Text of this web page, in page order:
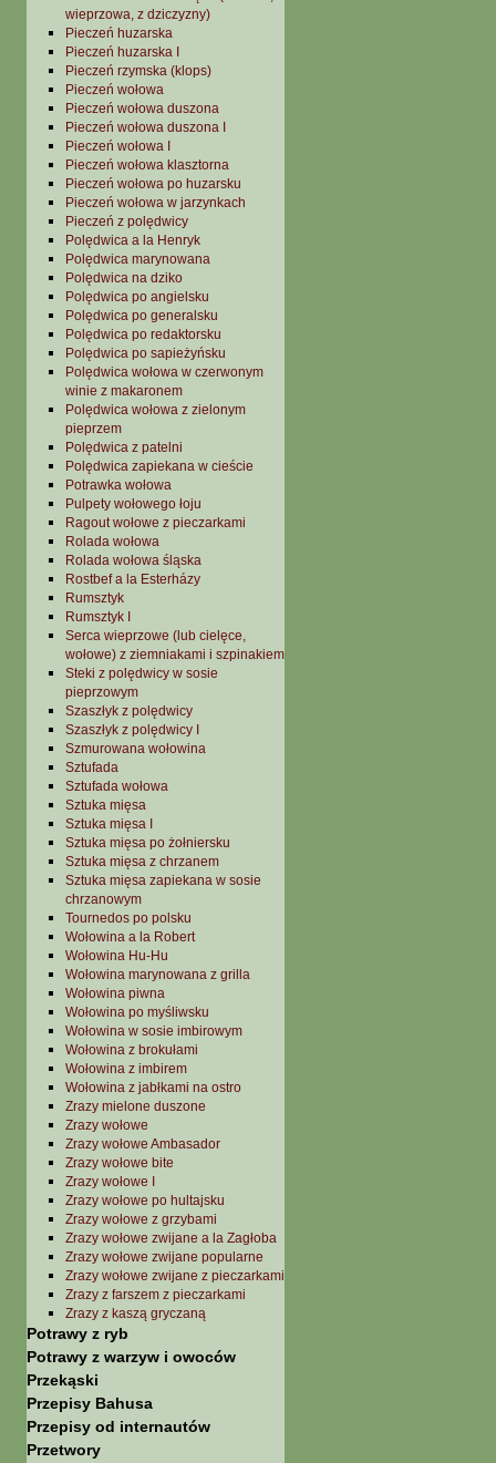
wieprzowa, z dziczyzny)
Pieczeń huzarska
Pieczeń huzarska I
Pieczeń rzymska (klops)
Pieczeń wołowa
Pieczeń wołowa duszona
Pieczeń wołowa duszona I
Pieczeń wołowa I
Pieczeń wołowa klasztorna
Pieczeń wołowa po huzarsku
Pieczeń wołowa w jarzynkach
Pieczeń z polędwicy
Polędwica a la Henryk
Polędwica marynowana
Polędwica na dziko
Polędwica po angielsku
Polędwica po generalsku
Polędwica po redaktorsku
Polędwica po sapieżyńsku
Polędwica wołowa w czerwonym
winie z makaronem
Polędwica wołowa z zielonym
pieprzem
Polędwica z patelni
Polędwica zapiekana w cieście
Potrawka wołowa
Pulpety wołowego łoju
Ragout wołowe z pieczarkami
Rolada wołowa
Rolada wołowa śląska
Rostbef a la Esterházy
Rumsztyk
Rumsztyk I
Serca wieprzowe (lub cielęce,
wołowe) z ziemniakami i szpinakiem
Steki z polędwicy w sosie
pieprzowym
Szaszłyk z polędwicy
Szaszłyk z polędwicy I
Szmurowana wołowina
Sztufada
Sztufada wołowa
Sztuka mięsa
Sztuka mięsa I
Sztuka mięsa po żołniersku
Sztuka mięsa z chrzanem
Sztuka mięsa zapiekana w sosie
chrzanowym
Tournedos po polsku
Wołowina a la Robert
Wołowina Hu-Hu
Wołowina marynowana z grilla
Wołowina piwna
Wołowina po myśliwsku
Wołowina w sosie imbirowym
Wołowina z brokułami
Wołowina z imbirem
Wołowina z jabłkami na ostro
Zrazy mielone duszone
Zrazy wołowe
Zrazy wołowe Ambasador
Zrazy wołowe bite
Zrazy wołowe I
Zrazy wołowe po hultajsku
Zrazy wołowe z grzybami
Zrazy wołowe zwijane a la Zagłoba
Zrazy wołowe zwijane popularne
Zrazy wołowe zwijane z pieczarkami
Zrazy z farszem z pieczarkami
Zrazy z kaszą gryczaną
Potrawy z ryb
Potrawy z warzyw i owoców
Przekąski
Przepisy Bahusa
Przepisy od internautów
Przetwory